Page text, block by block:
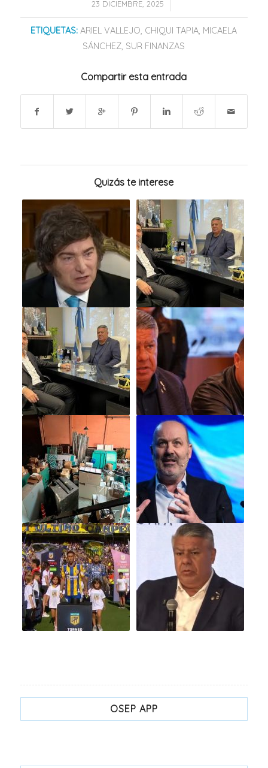
23 DICIEMBRE, 2025
/
ETIQUETAS: ARIEL VALLEJO CHIQUI TAPIA MICAELA
SÁNCHEZ SUR FINANZAS
Compartir esta entrada
Quizás te interese
OSEP APP